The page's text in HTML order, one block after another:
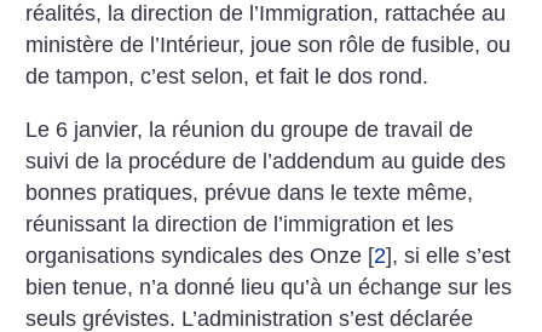
réalités, la direction de l’Immigration, rattachée au
ministère de l’Intérieur, joue son rôle de fusible, ou
de tampon, c’est selon, et fait le dos rond.
Le 6 janvier, la réunion du groupe de travail de
suivi de la procédure de l’addendum au guide des
bonnes pratiques, prévue dans le texte même,
réunissant la direction de l’immigration et les
organisations syndicales des Onze [2], si elle s’est
bien tenue, n’a donné lieu qu’à un échange sur les
seuls grévistes. L’administration s’est déclarée